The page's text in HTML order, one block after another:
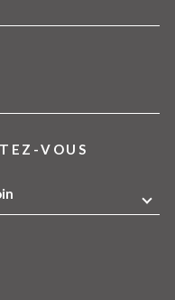
VOUS